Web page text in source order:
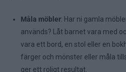
Måla möbler: Har ni gamla
används? Låt barnet vara med
vara ett bord, en stol eller en
färger och mönster eller måla
ger ett roligt resultat.